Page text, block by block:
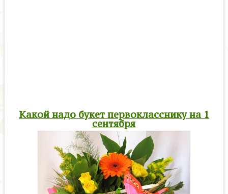
Какой надо букет первокласснику на 1
сентября